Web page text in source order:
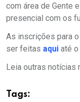
com área de Gente
presencial com os
As inscrições para
ser feitas aqui até o
Leia outras notícias
Tags: